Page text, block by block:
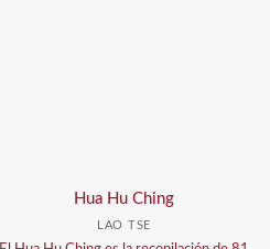
Hua Hu Ching
LAO TSE